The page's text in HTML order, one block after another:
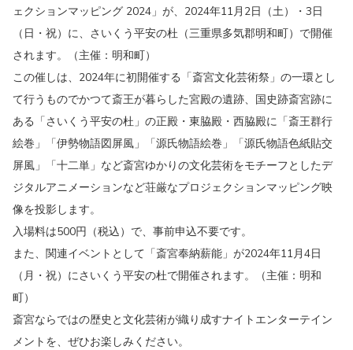
ェクションマッピング 2024」が、2024年11月2日（土）・3日
（日・祝）に、さいくう平安の杜（三重県多気郡明和町）で開催
されます。（主催：明和町）
この催しは、2024年に初開催する「斎宮文化芸術祭」の一環とし
て行うものでかつて斎王が暮らした宮殿の遺跡、国史跡斎宮跡に
ある「さいくう平安の杜」の正殿・東脇殿・西脇殿に「斎王群行
絵巻」「伊勢物語図屏風」「源氏物語絵巻」「源氏物語色紙貼交
屏風」「十二単」など斎宮ゆかりの文化芸術をモチーフとしたデ
ジタルアニメーションなど荘厳なプロジェクションマッピング映
像を投影します。
入場料は500円（税込）で、事前申込不要です。
また、関連イベントとして「斎宮奉納薪能」が2024年11月4日
（月・祝）にさいくう平安の杜で開催されます。（主催：明和
町）
斎宮ならではの歴史と文化芸術が織り成すナイトエンターテイン
メントを、ぜひお楽しみください。